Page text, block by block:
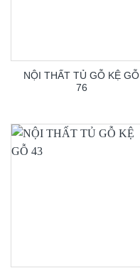
NỘI THẤT TỦ GỖ KỆ GỖ
76